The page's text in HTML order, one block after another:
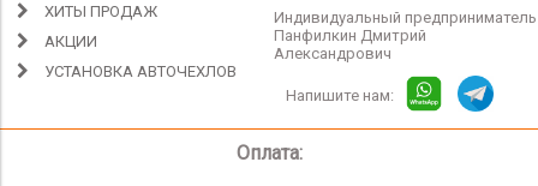
ХИТЫ ПРОДАЖ
АКЦИИ
УСТАНОВКА АВТОЧЕХЛОВ
Индивидуальный предприниматель
Панфилкин Дмитрий
Александрович
Напишите нам:
Оплата: